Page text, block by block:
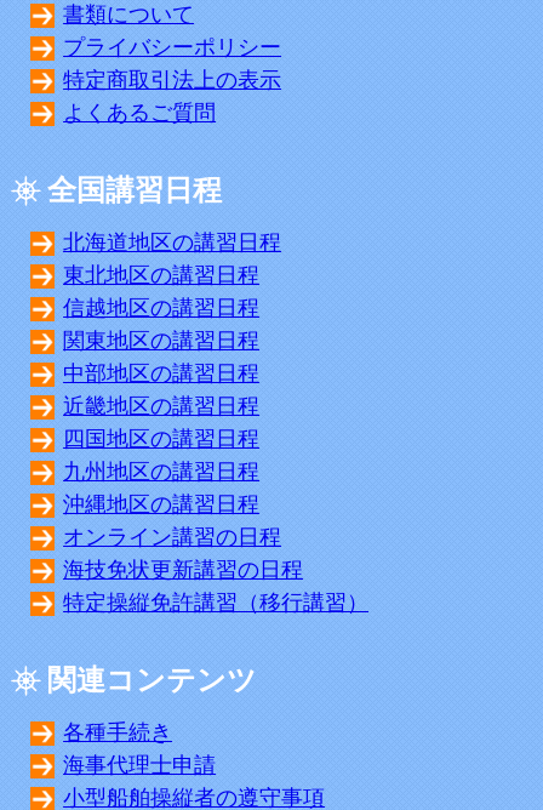
書類について
プライバシーポリシー
特定商取引法上の表示
よくあるご質問
全国講習日程
北海道地区の講習日程
東北地区の講習日程
信越地区の講習日程
関東地区の講習日程
中部地区の講習日程
近畿地区の講習日程
四国地区の講習日程
九州地区の講習日程
沖縄地区の講習日程
オンライン講習の日程
海技免状更新講習の日程
特定操縦免許講習（移行講習）
関連コンテンツ
各種手続き
海事代理士申請
小型船舶操縦者の遵守事項